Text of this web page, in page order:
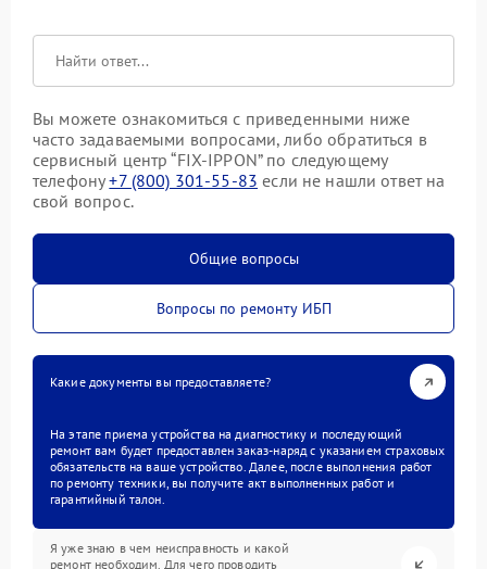
Вы можете ознакомиться с приведенными ниже
часто задаваемыми вопросами, либо обратиться в
сервисный центр “FIX-IPPON” по следующему
телефону+7 (800) 301-55-83 если не нашли ответ на
свой вопрос.
Общие вопросы
Вопросы по ремонту ИБП
Какие документы вы предоставляете?
На этапе приема устройства на диагностику и последующий
ремонт вам будет предоставлен заказ-наряд с указанием страховых
обязательств на ваше устройство. Далее, после выполнения работ
по ремонту техники, вы получите акт выполненных работ и
гарантийный талон.
Я уже знаю в чем неисправность и какой
ремонт необходим. Для чего проводить